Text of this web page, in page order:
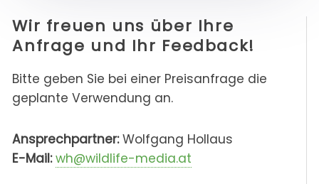
Wir freuen uns über Ihre
Anfrage und Ihr Feedback!
Bitte geben Sie bei einer Preisanfrage die
geplante Verwendung an.
Ansprechpartner:Wolfgang Hollaus
E-Mail: wh@wildlife-media.at